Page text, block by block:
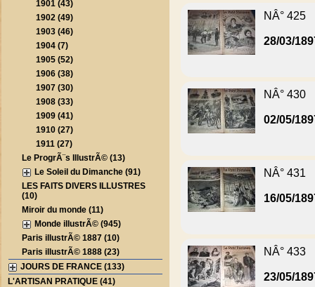
1901 (43)
1902 (49)
1903 (46)
1904 (7)
1905 (52)
1906 (38)
1907 (30)
1908 (33)
1909 (41)
1910 (27)
1911 (27)
Le ProgrÃ¨s IllustrÃ© (13)
Le Soleil du Dimanche (91)
LES FAITS DIVERS ILLUSTRES
(10)
Miroir du monde (11)
Monde illustrÃ© (945)
Paris illustrÃ© 1887 (10)
Paris illustrÃ© 1888 (23)
JOURS DE FRANCE (133)
L'ARTISAN PRATIQUE (41)
NÂ° 425
28/03/
NÂ° 430
02/05/
NÂ° 431
16/05/
NÂ° 433
23/05/